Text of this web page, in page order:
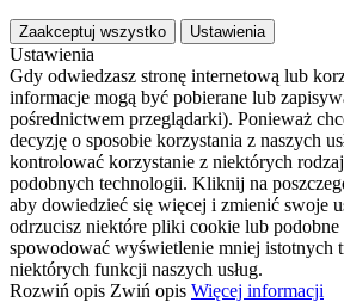
Zaakceptuj wszystko Ustawienia
Ustawienia
Gdy odwiedzasz stronę internetową lub
informacje mogą być pobierane lub
pośrednictwem przeglądarki). Ponieważ
decyzję o sposobie korzystania z naszych
kontrolować korzystanie z niektórych
podobnych technologii. Kliknij na
aby dowiedzieć się więcej i zmienić swoje
odrzucisz niektóre pliki cookie lub podobne
spowodować wyświetlenie mniej istotnych
niektórych funkcji naszych usług.
Rozwiń opis Zwiń opis Więcej informacji